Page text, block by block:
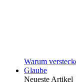
Warum
Glaube
Neueste Artikel